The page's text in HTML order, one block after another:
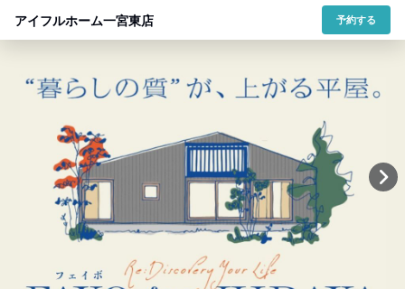
アイフルホーム一宮東店 予約する